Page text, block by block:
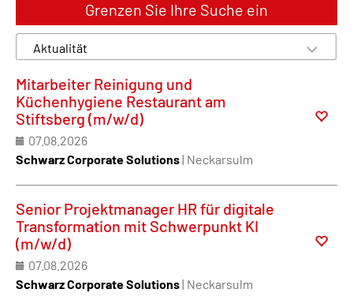
Grenzen Sie Ihre Suche ein
Mitarbeiter Reinigung und
Küchenhygiene Restaurant am
Stiftsberg (m/w/d)
07.08.2026
Schwarz Corporate Solutions| Neckarsulm
Senior Projektmanager HR für digitale
Transformation mit Schwerpunkt KI
(m/w/d)
07.08.2026
Schwarz Corporate Solutions| Neckarsulm